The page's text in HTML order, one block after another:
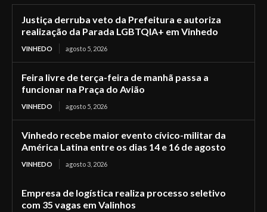
Justiça derruba veto da Prefeitura e autoriza
realização da Parada LGBTQIA+ em Vinhedo
VINHEDO agosto 5, 2026
Feira livre de terça-feira de manhã passa a
funcionar na Praça do Avião
VINHEDO agosto 5, 2026
Vinhedo recebe maior evento cívico-militar da
América Latina entre os dias 14 e 16 de agosto
VINHEDO agosto 3, 2026
Empresa de logística realiza processo seletivo
com 35 vagas em Valinhos